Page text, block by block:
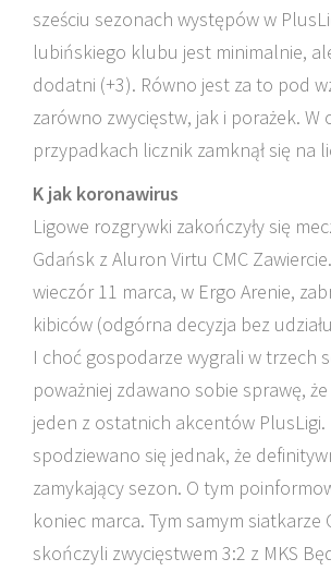
sześciu sezonach występów w
lubińskiego klubu jest minimalnie,
dodatni (+3). Równo jest za to pod
zarówno zwycięstw, jak i porażek. W
przypadkach licznik zamknął się na
K jak koronawirus
Ligowe rozgrywki zakończyły się
Gdańsk z Aluron Virtu CMC
wieczór 11 marca, w Ergo Arenie,
kibiców (odgórna decyzja bez
I choć gospodarze wygrali w trzech
poważniej zdawano sobie sprawę,
jeden z ostatnich akcentów PlusLigi.
spodziewano się jednak, że
zamykający sezon. O tym
koniec marca. Tym samym siatkarze
skończyli zwycięstwem 3:2 z MKS